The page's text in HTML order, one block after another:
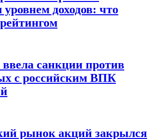
доходов: что
санкции против
с российским ВПК
рынок акций закрылся